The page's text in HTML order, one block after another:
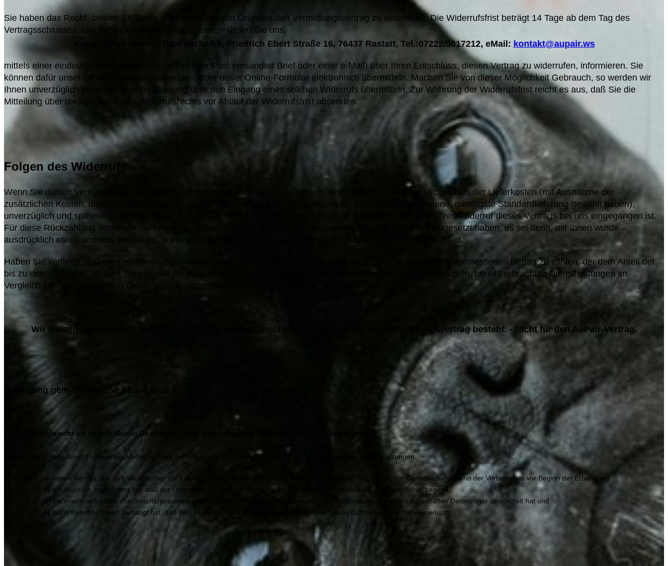
Sie haben das Recht, binnen 14 Tagen ohne Angaben von Gründen den Vermittlungsvertrag zu widerrufen. Die Widerrufsfrist beträgt 14 Tage ab dem Tag des
Vertragsschlusses. Um Ihr Widerrufsrecht auszuüben, müssen Sie uns,
AuPair.Workservice, Paul Michalke, Friedrich Ebert Straße 16, 76437 Rastatt, Tel.:07222/5017212, eMail: kontakt@aupair.ws
mittels einer eindeutigen Erklärung (z.B. ein, mit der Post versandter Brief oder einer e-Mail) über Ihren Entschluss, diesen Vertrag zu widerrufen, informieren. Sie
können dafür unser Offline-Formular verwenden,
oder unser Online-Formular elektronisch übermitteln. Machen Sie von dieser Möglichkeit Gebrauch, so werden wir
Ihnen unverzüglich per eMail eine Bestätigung über den Eingang eines solchen Widerrufs übermitteln. Zur Wahrung der Widerrufsfrist reicht es aus, daß Sie die
Mitteilung über die Ausübung des Widerrufsrechts vor Ablauf der Widerrufsfrist absenden.
Folgen des Widerrufs
Wenn Sie diesen Vertrag widerrufen, haben wir Ihnen alle Zahlungen, die wir von Ihnen erhalten haben, einschließlich der Lieferkosten (mit Ausnahme der
zusätzlichen Kosten, die sich daraus ergeben, daß Sie eine andere Art der Lieferung als die von uns angebotene, günstigste Standardlieferung gewählt haben),
unverzüglich und spätestens binnen vierzehn Tagen ab dem Tag zurückzuzahlen, an dem die Mitteilung über Ihren Widerruf dieses Vertrags bei uns eingegangen ist.
Für diese Rückzahlung verwenden wir dasselbe Zahlungsmittel, das Sie bei der ursprünglichen Transaktion eingesetzt haben, es sei denn, mit Ihnen wurde
ausdrücklich etwas anderes vereinbart; in keinem Fall werden Ihnen wegen dieser Rückzahlung Entgelte berechnet.
Haben Sie verlangt, daß die Dienstleistungen während der Widerrufsfrist beginnen soll, so haben Sie uns einen angemessenen Betrag zu zahlen, der dem Anteil der
bis zu dem Zeitpunkt, zu dem Sie uns von der Ausübung des Widerrufsrechts hinsichtlich dieses Vertrags unterrichten, bereits erbrachten Dienstleistungen im
Vergleich zum Gesamtumfang der im Vertrag vorgesehenen Dienstleistungen entspricht.
Wir weisen ausdrücklich darauf hin, daß das Widerrufsrecht gegen uns nur für den Vermittlungsvertrag besteht. - Nicht für den AuPair-Vertrag.
Belehrung gem. BGB § 356 Abs. 4 Nr. 2
§ 356 Widerrufsrecht bei außerhalb von Geschäftsräumen geschlossenen Verträgen und Fernabsatzverträgen
Das Widerrufsrecht erlischt bei Verträgen über die Erbringung von Dienstleistungen auch unter folgenden Voraussetzungen:
bei einem Vertrag, der den Verbraucher zur Zahlung eines Preises verpflichtet, mit der vollständigen Erbringung der Dienstleistung, wenn der Verbraucher vor Beginn der Erbringung
ausdrücklich zugestimmt hat, daß der Unternehmer mit der Erbringung der Dienstleistung vor Ablauf der Widerrufsfrist beginnt,
b)
bei einem außerhalb von Geschäftsräumen geschlossenen Vertrag die Zustimmung nach Buchstabe a auf einem dauerhaften Datenträger übermittelt hat und
seine Kenntnis davon bestätigt hat, daß sein Widerrufsrecht mit vollständiger Vertragserfüllung durch den Unternehmer erlischt.